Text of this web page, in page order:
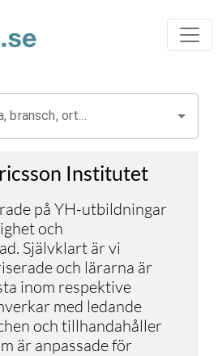
bransch, ort...
Institutet
på YH-utbildningar
och
Självklart är vi
och lärarna är
inom respektive
med ledande
och tillhandahåller
är anpassade för